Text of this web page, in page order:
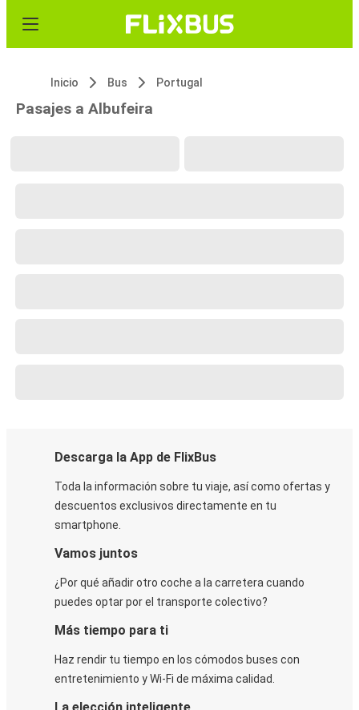
Inicio Bus Portugal
Pasajes a Albufeira
Descarga la App de FlixBus
Toda la información sobre tu viaje, así como ofertas y
descuentos exclusivos directamente en tu
smartphone.
Vamos juntos
¿Por qué añadir otro coche a la carretera cuando
puedes optar por el transporte colectivo?
Más tiempo para ti
Haz rendir tu tiempo en los cómodos buses con
entretenimiento y Wi-Fi de máxima calidad.